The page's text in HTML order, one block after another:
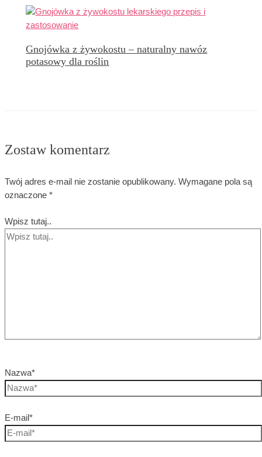
Gnojówka z żywokostu – naturalny nawóz
potasowy dla roślin
Zostaw komentarz
Twój adres e-mail nie zostanie opublikowany. Wymagane pola są
oznaczone *
Wpisz tutaj..
Nazwa*
E-mail*